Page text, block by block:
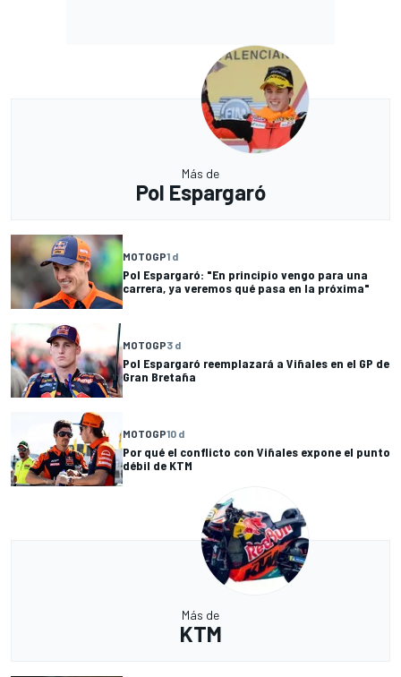
Más de
Pol Espargaró
MOTOGP1 d
Pol Espargaró: "En principio vengo para una
carrera, ya veremos qué pasa en la próxima"
MOTOGP3 d
Pol Espargaró reemplazará a Viñales en el GP de
Gran Bretaña
MOTOGP10 d
Por qué el conflicto con Viñales expone el punto
débil de KTM
Más de
KTM